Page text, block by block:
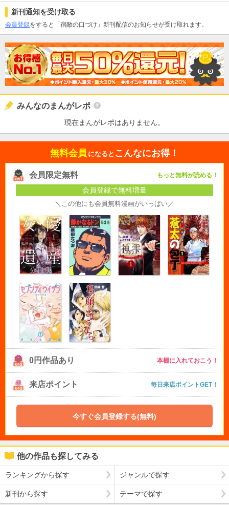
新刊通知を受け取る
会員登録をすると「宿敵の口づけ」新刊配信のお知らせが受け取れます。
みんなのまんがレポ
現在まんがレポはありません。
無料会員 になると こんなにお得！
会員限定無料 もっと無料が読める！
会員登録で無料増量
＼この他にも会員無料漫画がいっぱい／
0円作品あり 本棚に入れておこう！
来店ポイント 毎日来店ポイントGET！
今すぐ会員登録する(無料)
他の作品も探してみる
ランキングから探す ジャンルで探す
新刊から探す テーマで探す